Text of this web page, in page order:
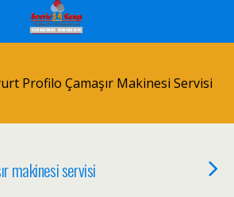
Profilo Çamaşır Makinesi Servisi
makinesi servisi